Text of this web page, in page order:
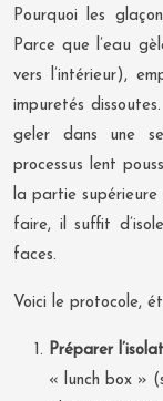
Pourquoi les
Parce que l’eau
vers l’intérieur),
impuretés
geler dans une
processus lent
la partie
faire, il suffit
faces.
Voici le protocole,
Préparer
« lunch box »